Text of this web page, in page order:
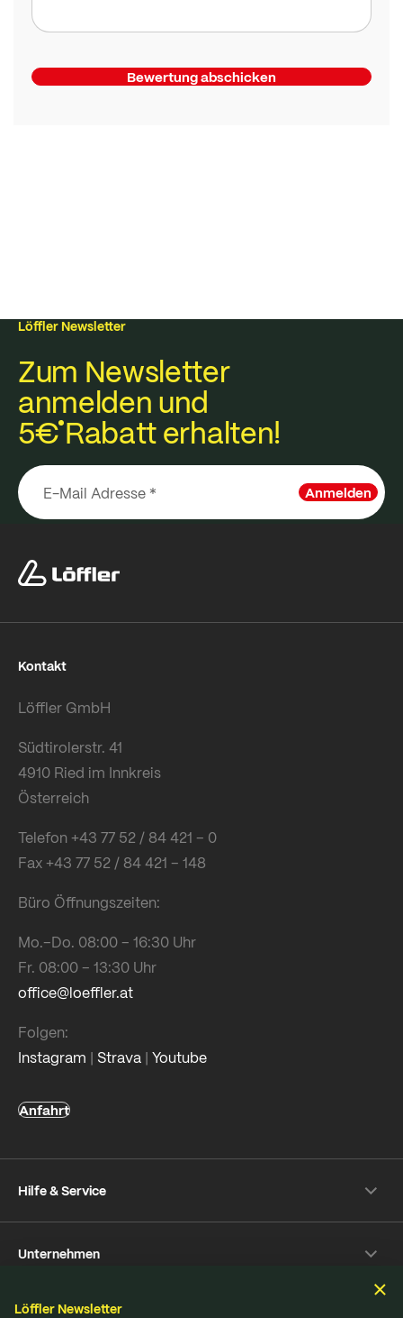
Bewertung abschicken
Löffler Newsletter
Zum Newsletter
anmelden und
5€Rabatt erhalten!
Anmelden
Kontakt
Löffler GmbH
Südtirolerstr. 41
4910 Ried im Innkreis
Österreich
Telefon +43 77 52 / 84 421 – 0
Fax +43 77 52 / 84 421 – 148
Büro Öffnungszeiten:
Mo.–Do. 08:00 – 16:30 Uhr
Fr. 08:00 – 13:30 Uhr
office@loeffler.at
Folgen:
Instagram | Strava | Youtube
Anfahrt
Hilfe & Service
Rückversand
Pflegetipps
Unternehmen
Löffler Newsletter